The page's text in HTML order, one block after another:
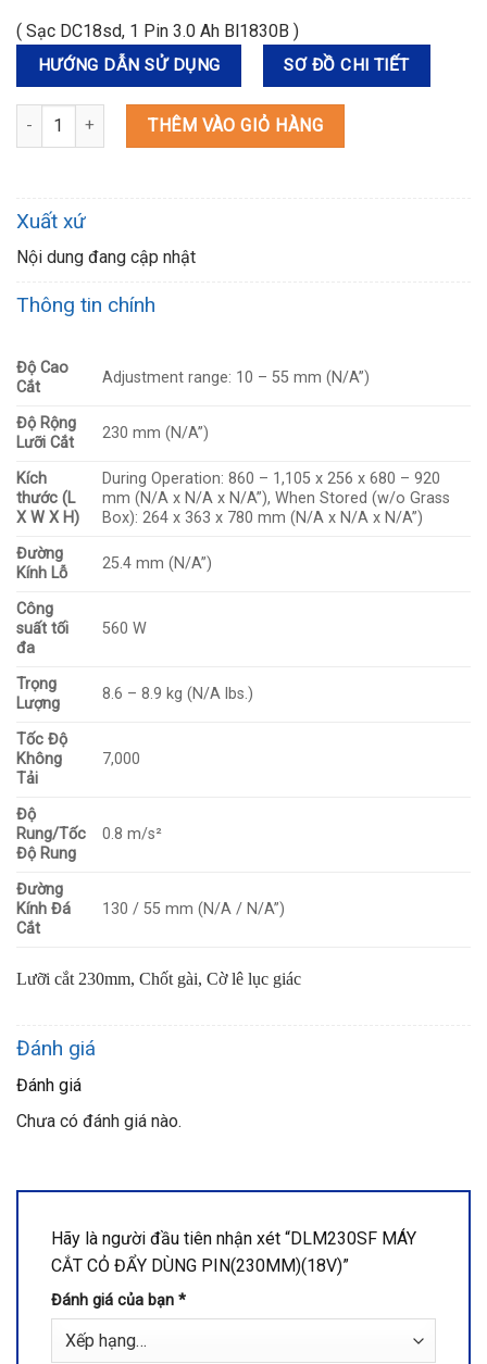
( Sạc DC18sd, 1 Pin 3.0 Ah Bl1830B )
HƯỚNG DẪN SỬ DỤNG SƠ ĐỒ CHI TIẾT
DLM230SF MÁY CẮT CỎ ĐẨY DÙNG PIN(230MM)(18V) số lượng
THÊM VÀO GIỎ HÀNG
Xuất xứ
Nội dung đang cập nhật
Thông tin chính
Độ Cao
Cắt
Adjustment range: 10 – 55 mm (N/A”)
Độ Rộng
Lưỡi Cắt
230 mm (N/A”)
Kích
thước (L
X W X H)
During Operation: 860 – 1,105 x 256 x 680 – 920
mm (N/A x N/A x N/A”), When Stored (w/o Grass
Box): 264 x 363 x 780 mm (N/A x N/A x N/A”)
Đường
Kính Lỗ
25.4 mm (N/A”)
Công
suất tối
đa
560 W
Trọng
Lượng
8.6 – 8.9 kg (N/A lbs.)
Tốc Độ
Không
Tải
7,000
Độ
Rung/Tốc
Độ Rung
0.8 m/s²
Đường
Kính Đá
Cắt
130 / 55 mm (N/A / N/A”)
Lưỡi cắt 230mm, Chốt gài, Cờ lê lục giác
Đánh giá
Đánh giá
Chưa có đánh giá nào.
Hãy là người đầu tiên nhận xét “DLM230SF MÁY
CẮT CỎ ĐẨY DÙNG PIN(230MM)(18V)”
Đánh giá của bạn *